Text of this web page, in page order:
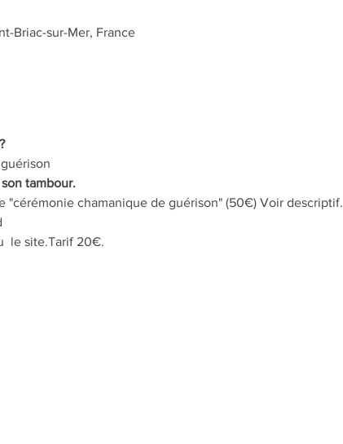
Briac-sur-Mer, France
tambour.
"cérémonie chamanique de guérison" (50€) Voir descriptif.
le site.Tarif 20€.